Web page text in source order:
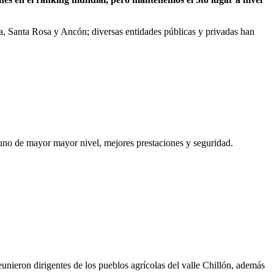
Rosa y Ancón; diversas entidades públicas y privadas han
de mayor mayor nivel, mejores prestaciones y seguridad.
dirigentes de los pueblos agrícolas del valle Chillón, además